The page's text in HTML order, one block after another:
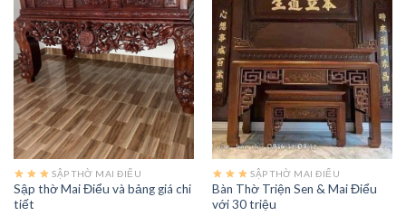
SẬP THỜ MAI ĐIỂU
Sập thờ Mai Điểu và bảng giá chi
tiết
SẬP THỜ MAI ĐIỂU
Bàn Thờ Triện Sen & Mai Điểu
với 30 triệu